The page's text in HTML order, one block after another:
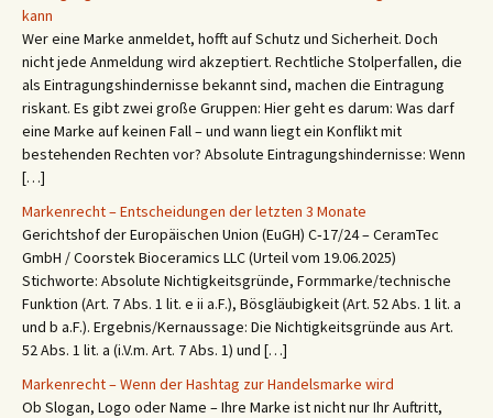
kann
Wer eine Marke anmeldet, hofft auf Schutz und Sicherheit. Doch
nicht jede Anmeldung wird akzeptiert. Rechtliche Stolperfallen, die
als Eintragungshindernisse bekannt sind, machen die Eintragung
riskant. Es gibt zwei große Gruppen: Hier geht es darum: Was darf
eine Marke auf keinen Fall – und wann liegt ein Konflikt mit
bestehenden Rechten vor? Absolute Eintragungshindernisse: Wenn
[…]
Markenrecht – Entscheidungen der letzten 3 Monate
Gerichtshof der Europäischen Union (EuGH) C‑17/24 – CeramTec
GmbH / Coorstek Bioceramics LLC (Urteil vom 19.06.2025)
Stichworte: Absolute Nichtigkeitsgründe, Formmarke/technische
Funktion (Art. 7 Abs. 1 lit. e ii a.F.), Bösgläubigkeit (Art. 52 Abs. 1 lit. a
und b a.F.). Ergebnis/Kernaussage: Die Nichtigkeitsgründe aus Art.
52 Abs. 1 lit. a (i.V.m. Art. 7 Abs. 1) und […]
Markenrecht – Wenn der Hashtag zur Handelsmarke wird
Ob Slogan, Logo oder Name – Ihre Marke ist nicht nur Ihr Auftritt,